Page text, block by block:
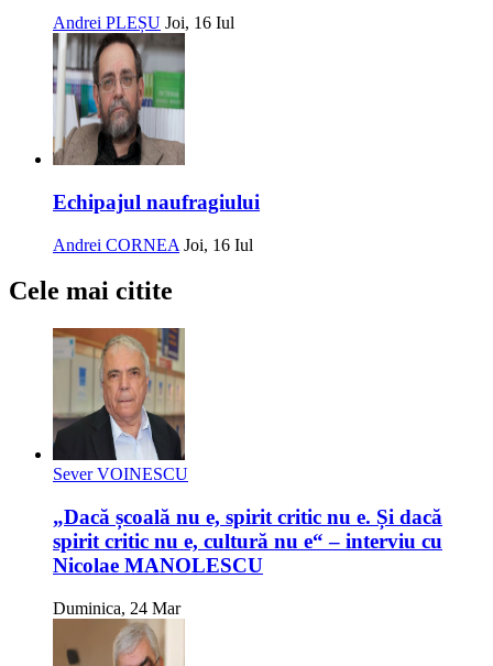
Andrei PLEȘU Joi, 16 Iul
Echipajul naufragiului
Andrei CORNEA Joi, 16 Iul
Cele mai citite
Sever VOINESCU
„Dacă școală nu e, spirit critic nu e. Și dacă
spirit critic nu e, cultură nu e“ – interviu cu
Nicolae MANOLESCU
Duminica, 24 Mar